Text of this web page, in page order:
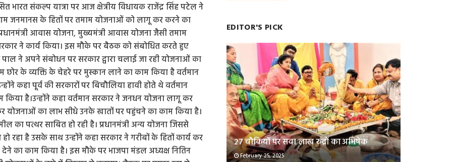
भारत संकल्प यात्रा पर आज क्षेत्रीय विधायक राजेंद्र सिंह पटेल ने
जनमानस के हितों पर तमाम योजनाओं को लागू कर करने का
आवास योजना, मुख्यमंत्री आवास योजना जैसी तमाम
ने कार्य किया। इस मौके पर बैठक को संबोधित करते हुए
ने अपने संबोधन पर सरकार द्वारा चलाई जा रही योजनाओं का
के व्यक्ति के चेहरे पर मुस्कान लाने का काम किया है वर्तमान
कहा पूर्व की सरकारों पर बिचौलिया हावी होते थे वर्तमान
है।उन्होंने कहा वर्तमान सरकार ने जनधन योजना लागू कर
का लाभ सीधे उनके खातों पर पहुंचने का काम किया है।
का पत्थर साबित हो रही है। प्रधानमंत्री अन्य योजना जिससे
है उसके साथ उन्होंने कहा सरकार ने गरीबों के हितों कार्य कर
का काम किया है। इस मौके पर भाजपा मंडल अध्यक्ष नितिन
EDITOR'S PICK
२७ चौकियों पर सवा लाख रुद्रों का अभिषेक
February 25, 2025